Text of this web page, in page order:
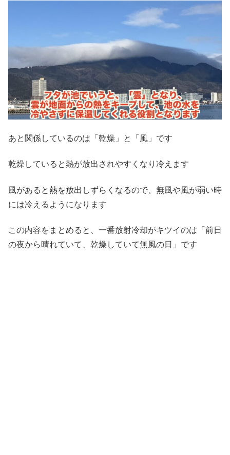
あと関係しているのは「乾燥」と「風」です
乾燥していると熱が放出されやすくなり冷えます
風があると熱を放出しずらくなるので、無風や風が弱い時
には冷えるようになります
この内容をまとめると、一番放射冷却がキツイのは「前日
の夜から晴れていて、乾燥していて無風の日」です